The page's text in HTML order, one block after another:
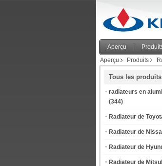
Aperçu
Aperçu
Produits
Tous les produits
radiateurs en
(344)
Radiateur de
Radiateur de
Radiateur de
Radiateur de